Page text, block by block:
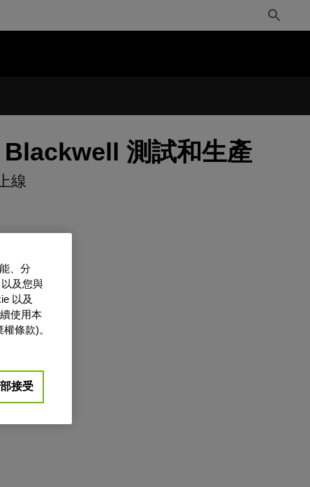
Toggle
Search
Blackwell 測試和生產
線
、分
及您與
以及
使用本
條款)。
接受